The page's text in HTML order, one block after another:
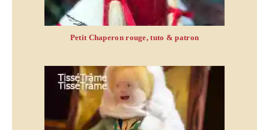
Petit Chaperon rouge, tuto & patron